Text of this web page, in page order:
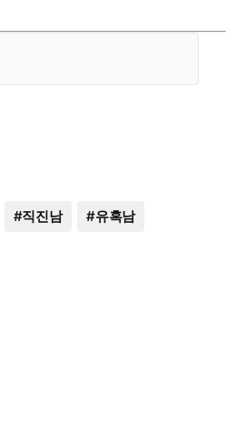
#직진남 #유혹남